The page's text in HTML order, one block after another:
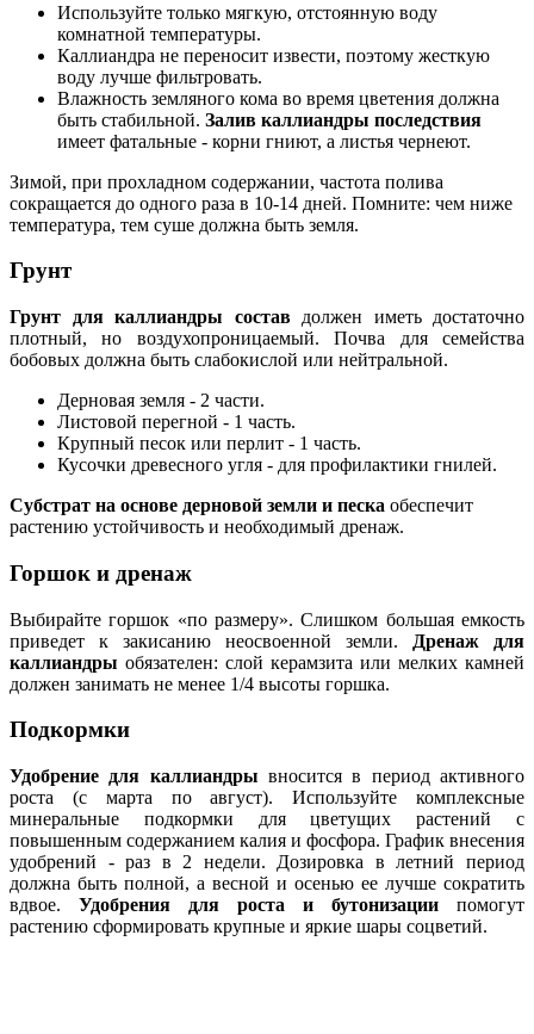
Используйте только мягкую, отстоянную воду
комнатной температуры.
Каллиандра не переносит извести, поэтому жесткую
воду лучше фильтровать.
Влажность земляного кома во время цветения должна
быть стабильной. Залив каллиандры последствия
имеет фатальные - корни гниют, а листья чернеют.
Зимой, при прохладном содержании, частота полива
сокращается до одного раза в 10-14 дней. Помните: чем ниже
температура, тем суше должна быть земля.
Грунт
Грунт для каллиандры составдолжен иметь достаточно
плотный, но воздухопроницаемый. Почва для семейства
бобовых должна быть слабокислой или нейтральной.
Дерновая земля - 2 части.
Листовой перегной - 1 часть.
Крупный песок или перлит - 1 часть.
Кусочки древесного угля - для профилактики гнилей.
Субстрат на основе дерновой земли и песка обеспечит
растению устойчивость и необходимый дренаж.
Горшок и дренаж
Выбирайте горшок «по размеру». Слишком большая емкость
приведет к закисанию неосвоенной земли.
Дренаж для
каллиандры обязателен: слой керамзита или мелких камней
должен занимать не менее 1/4 высоты горшка.
Подкормки
Удобрение для каллиандры вносится в период активного
роста (с марта по август). Используйте комплексные
минеральные подкормки для цветущих растений с
повышенным содержанием калия и фосфора. График внесения
удобрений - раз в 2 недели. Дозировка в летний период
должна быть полной, а весной и осенью ее лучше сократить
вдвое. Удобрения для роста и бутонизации помогут
растению сформировать крупные и яркие шары соцветий.